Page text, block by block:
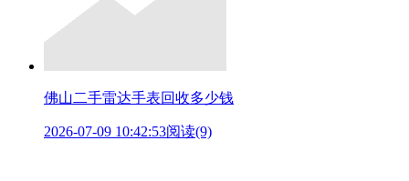
佛山二手雷达手表回收多少钱
2026-07-09 10:42:53阅读(9)